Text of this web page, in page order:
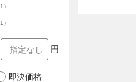
1 ）
1 ）
円
即決価格